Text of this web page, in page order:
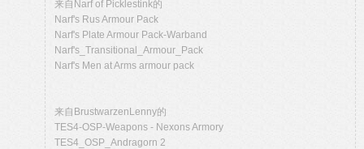
来自Narf of Picklestink的
Narf's Rus Armour Pack
Narf's Plate Armour Pack-Warband
Narf's_Transitional_Armour_Pack
Narf's Men at Arms armour pack
来自BrustwarzenLenny的
TES4-OSP-Weapons - Nexons Armory
TES4_OSP_Andragorn 2